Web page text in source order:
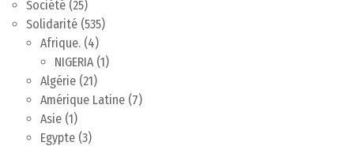
Société (25)
Solidarité (535)
Afrique. (4)
NIGERIA(1)
Algérie (21)
Amérique Latine (7)
Asie (1)
Egypte (3)